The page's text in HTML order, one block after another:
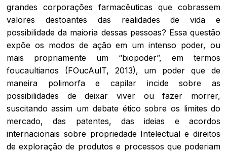
grandes corporações farmacêuticas que cobrassem
valores destoantes das realidades de vida e
possibilidade da maioria dessas pessoas? Essa questão
expõe os modos de ação em um intenso poder, ou
mais propriamente um “biopoder”, em termos
foucaultianos (FOucAulT, 2013), um poder que de
maneira polimorfa e capilar incide sobre as
possibilidades de deixar viver ou fazer morrer,
suscitando assim um debate ético sobre os limites do
mercado, das patentes, das ideias e acordos
internacionais sobre propriedade Intelectual e direitos
de exploração de produtos e processos que poderiam